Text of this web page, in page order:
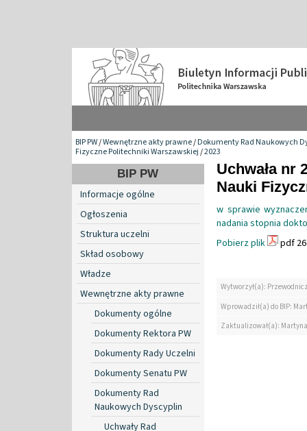
BIP PW/Wewnętrzne akty prawne/Dokumenty Rad Naukowych
Fizyczne Politechniki Warszawskiej/2023
BIP PW
Informacje ogólne
Ogłoszenia
Struktura uczelni
Skład osobowy
Władze
Wewnętrzne akty prawne
Dokumenty ogólne
Dokumenty Rektora PW
Dokumenty Rady Uczelni
Dokumenty Senatu PW
Dokumenty Rad
Naukowych Dyscyplin
Uchwały Rad
Uchwała nr
Nauki
w sprawie
nadania stopnia
Pobierz plik
pdf
Wytworzył(a):
Wprowadził(a) do BIP:
Zaktualizował(a):